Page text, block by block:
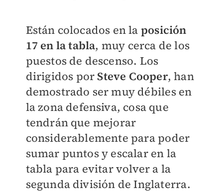
Están colocados en la posición
17 en la tabla, muy cerca de los
puestos de descenso. Los
dirigidos por Steve Cooper, han
demostrado ser muy débiles en
la zona defensiva, cosa que
tendrán que mejorar
considerablemente para poder
sumar puntos y escalar en la
tabla para evitar volver a la
segunda división de Inglaterra.